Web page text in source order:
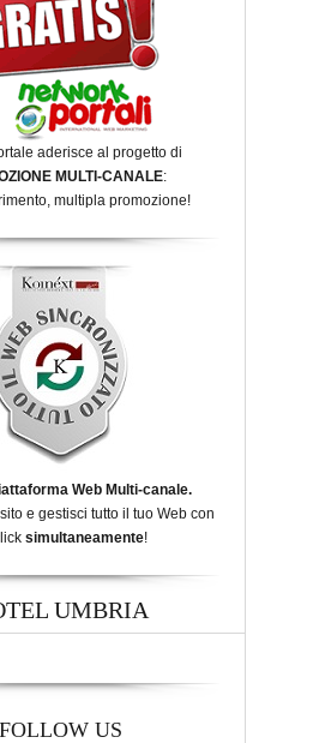
aderisce al progetto di
MULTI-CANALE:
multipla promozione!
Web Multi-canale.
e gestisci tutto il tuo Web con
simultaneamente!
UMBRIA
FOLLOW US